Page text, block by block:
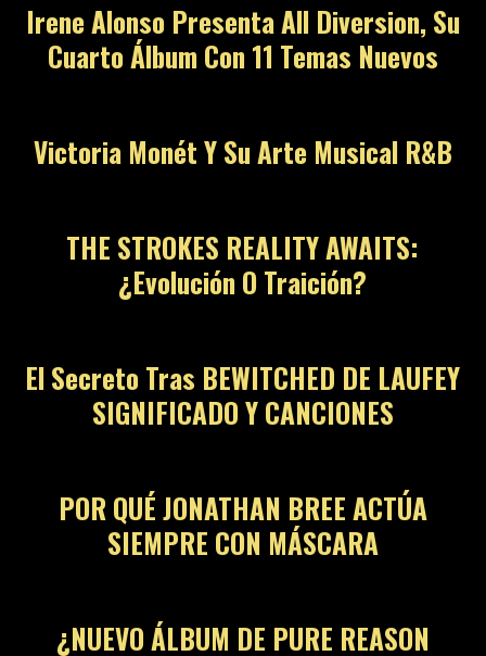
Irene Alonso Presenta All Diversion, Su
Cuarto Álbum Con 11 Temas Nuevos
03
Victoria Monét Y Su Arte Musical R&B
04
THE STROKES REALITY AWAITS:
¿Evolución O Traición?
El Secreto Tras BEWITCHED DE LAUFEY
SIGNIFICADO Y CANCIONES06
POR QUÉ JONATHAN BREE ACTÚA
SIEMPRE CON MÁSCARA
¿NUEVO ÁLBUM DE PURE REASON